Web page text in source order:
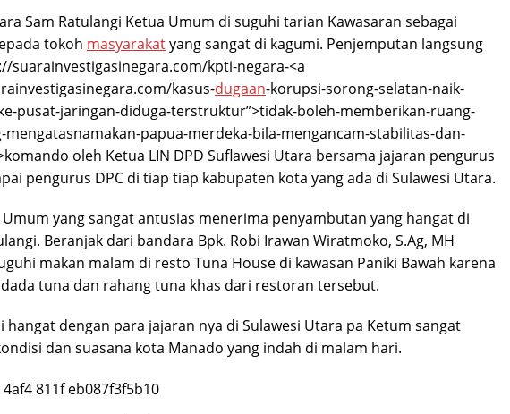
Sam Ratulangi Ketua Umum di suguhi tarian Kawasaran sebagai
tokoh masyarakatyang sangat di kagumi. Penjemputan langsung
suarainvestigasinegara.com/kpti-negara-<a
kasus-dugaan-korupsi-sorong-selatan-naik-
pusat-jaringan-diduga-terstruktur”>tidak-boleh-memberikan-ruang-
mengatasnamakan-papua-merdeka-bila-mengancam-stabilitas-dan-
oleh Ketua LIN DPD Suflawesi Utara bersama jajaran pengurus
pengurus DPC di tiap tiap kabupaten kota yang ada di Sulawesi Utara.
yang sangat antusias menerima penyambutan yang hangat di
Beranjak dari bandara Bpk. Robi Irawan Wiratmoko, S.Ag, MH
makan malam di resto Tuna House di kawasan Paniki Bawah karena
tuna dan rahang tuna khas dari restoran tersebut.
hangat dengan para jajaran nya di Sulawesi Utara pa Ketum sangat
dan suasana kota Manado yang indah di malam hari.